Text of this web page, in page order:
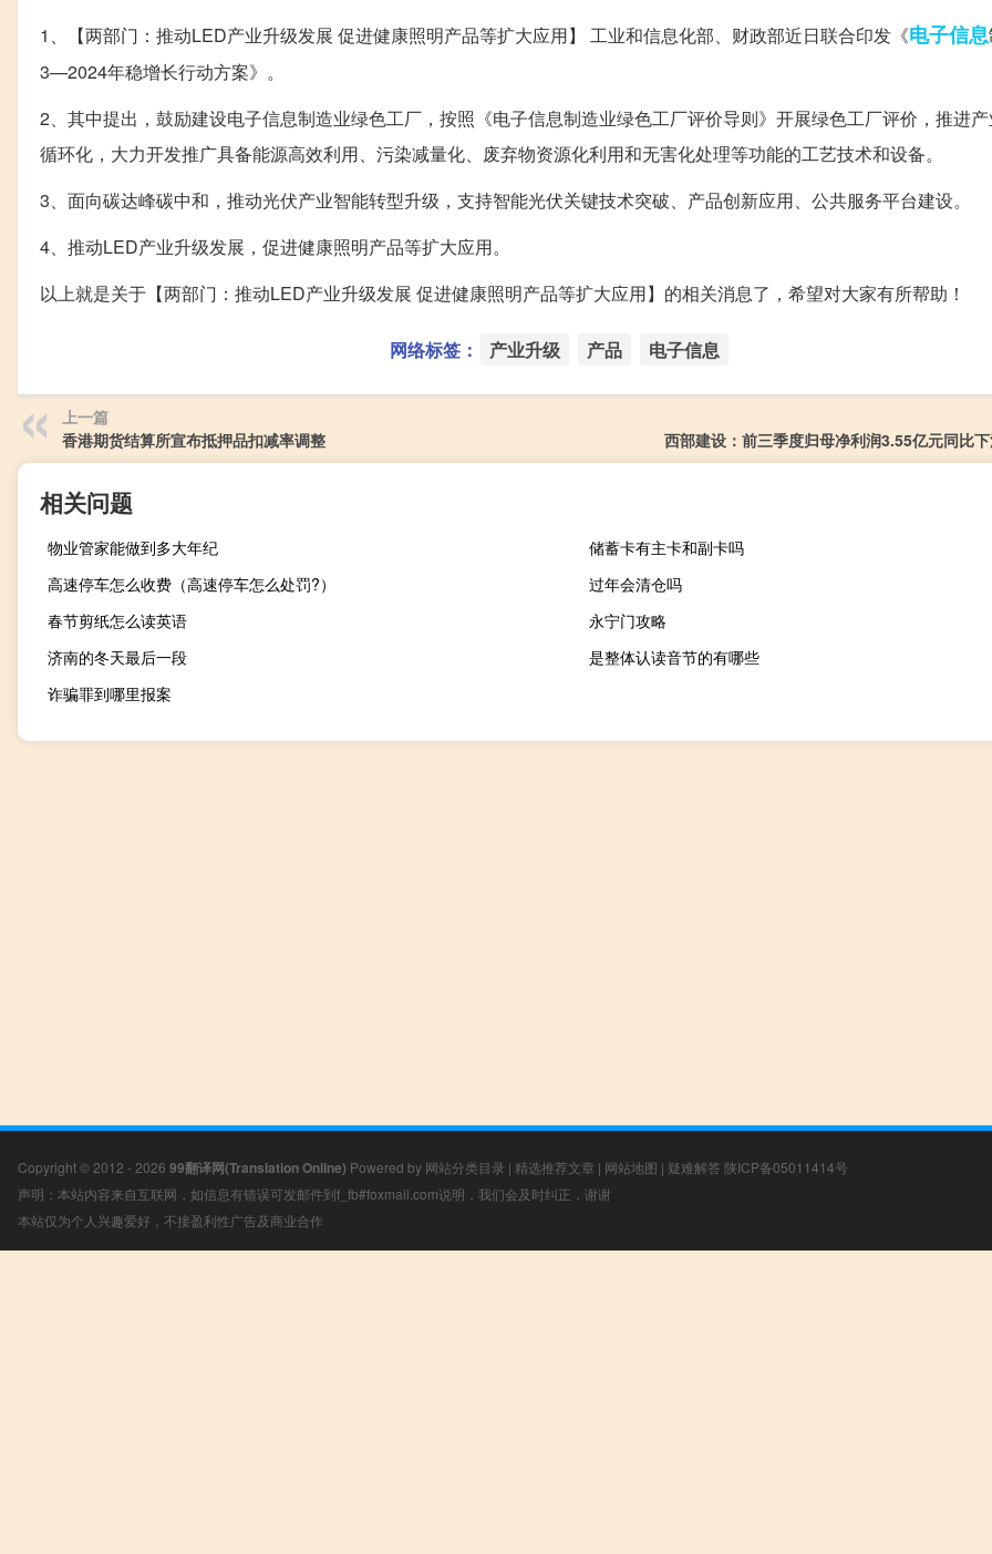
1、【两部门：推动LED产业升级发展 促进健康照明产品等扩大应用】 工业和信息化部、财政部近日联合印发《电子信息
3—2024年稳增长行动方案》。
2、其中提出，鼓励建设电子信息制造业绿色工厂，按照《电子信息制造业绿色工厂评价导则》开展绿色工厂评价，推进
循环化，大力开发推广具备能源高效利用、污染减量化、废弃物资源化利用和无害化处理等功能的工艺技术和设备。
3、面向碳达峰碳中和，推动光伏产业智能转型升级，支持智能光伏关键技术突破、产品创新应用、公共服务平台建设。
4、推动LED产业升级发展，促进健康照明产品等扩大应用。
以上就是关于【两部门：推动LED产业升级发展 促进健康照明产品等扩大应用】的相关消息了，希望对大家有所帮助！
网络标签： 产业升级 产品 电子信息
上一篇
香港期货结算所宣布抵押品扣减率调整
西部建设：前三季度归母净利润3.55亿元同比
相关问题
物业管家能做到多大年纪
储蓄卡有主卡和副卡吗
高速停车怎么收费（高速停车怎么处罚?）
过年会清仓吗
春节剪纸怎么读英语
永宁门攻略
济南的冬天最后一段
是整体认读音节的有哪些
诈骗罪到哪里报案
Copyright © 2012 - 2026 99翻译网(Translation Online) Powered by 网站分类目录 | 精选推荐文章 | 网站地图 | 疑难解答 陕ICP备05011414号
声明：本站内容来自互联网，如信息有错误可发邮件到f_fb#foxmail.com说明，我们会及时纠正，谢谢
本站仅为个人兴趣爱好，不接盈利性广告及商业合作